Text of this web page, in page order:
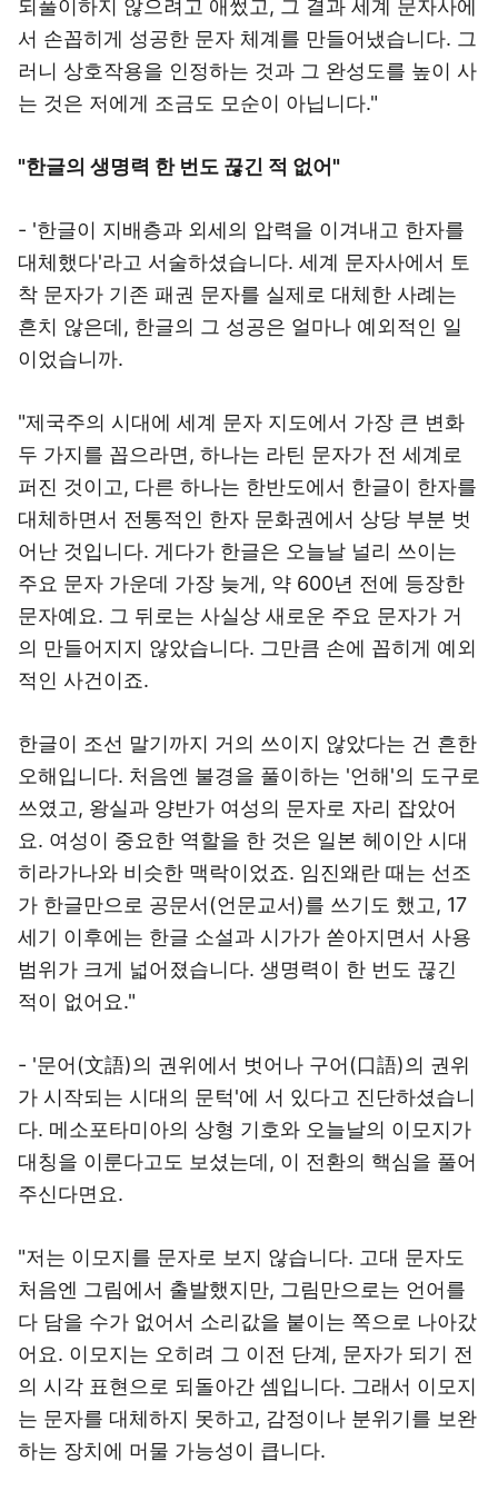
되풀이하지 않으려고 애썼고, 그 결과 세계 문자사에
서 손꼽히게 성공한 문자 체계를 만들어냈습니다. 그
러니 상호작용을 인정하는 것과 그 완성도를 높이 사
는 것은 저에게 조금도 모순이 아닙니다."
"한글의 생명력 한 번도 끊긴 적 없어"
- '한글이 지배층과 외세의 압력을 이겨내고 한자를
대체했다'라고 서술하셨습니다. 세계 문자사에서 토
착 문자가 기존 패권 문자를 실제로 대체한 사례는
흔치 않은데, 한글의 그 성공은 얼마나 예외적인 일
이었습니까.
"제국주의 시대에 세계 문자 지도에서 가장 큰 변화
두 가지를 꼽으라면, 하나는 라틴 문자가 전 세계로
퍼진 것이고, 다른 하나는 한반도에서 한글이 한자를
대체하면서 전통적인 한자 문화권에서 상당 부분 벗
어난 것입니다. 게다가 한글은 오늘날 널리 쓰이는
주요 문자 가운데 가장 늦게, 약 600년 전에 등장한
문자예요. 그 뒤로는 사실상 새로운 주요 문자가 거
의 만들어지지 않았습니다. 그만큼 손에 꼽히게 예외
적인 사건이죠.
한글이 조선 말기까지 거의 쓰이지 않았다는 건 흔한
오해입니다. 처음엔 불경을 풀이하는 '언해'의 도구로
쓰였고, 왕실과 양반가 여성의 문자로 자리 잡았어
요. 여성이 중요한 역할을 한 것은 일본 헤이안 시대
히라가나와 비슷한 맥락이었죠. 임진왜란 때는 선조
가 한글만으로 공문서(언문교서)를 쓰기도 했고, 17
세기 이후에는 한글 소설과 시가가 쏟아지면서 사용
범위가 크게 넓어졌습니다. 생명력이 한 번도 끊긴
적이 없어요."
- '문어(文語)의 권위에서 벗어나 구어(口語)의 권위
가 시작되는 시대의 문턱'에 서 있다고 진단하셨습니
다. 메소포타미아의 상형 기호와 오늘날의 이모지가
대칭을 이룬다고도 보셨는데, 이 전환의 핵심을 풀어
주신다면요.
"저는 이모지를 문자로 보지 않습니다. 고대 문자도
처음엔 그림에서 출발했지만, 그림만으로는 언어를
다 담을 수가 없어서 소리값을 붙이는 쪽으로 나아갔
어요. 이모지는 오히려 그 이전 단계, 문자가 되기 전
의 시각 표현으로 되돌아간 셈입니다. 그래서 이모지
는 문자를 대체하지 못하고, 감정이나 분위기를 보완
하는 장치에 머물 가능성이 큽니다.